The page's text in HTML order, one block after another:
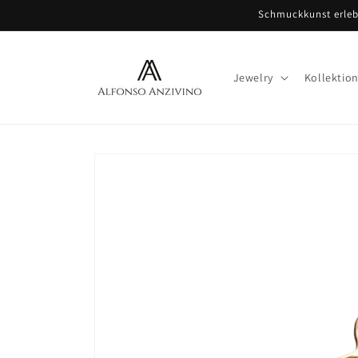
Inhalt
Schmuckkunst
Jewelry